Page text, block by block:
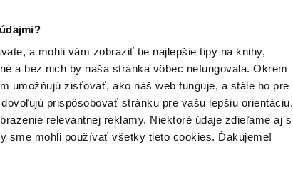
a mohli vám zobraziť tie najlepšie tipy na knihy,
a bez nich by naša stránka vôbec nefungovala. Okrem
umožňujú zisťovať, ako náš web funguje, a stále ho pre
prispôsobovať stránku pre vašu lepšiu orientáciu.
relevantnej reklamy. Niektoré údaje zdieľame aj s
sme mohli používať všetky tieto cookies. Ďakujeme!